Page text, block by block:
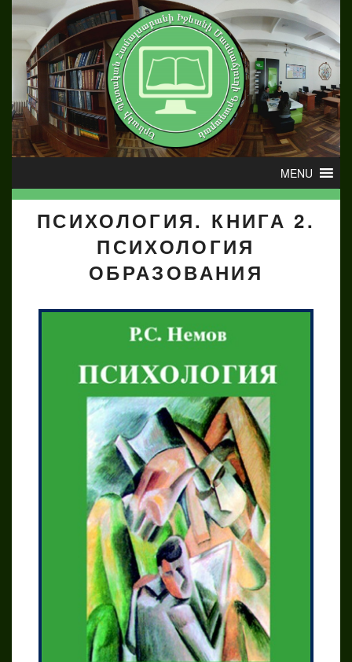
ПСИХОЛОГИЯ. КНИГА 2.
ПСИХОЛОГИЯ
ОБРАЗОВАНИЯ